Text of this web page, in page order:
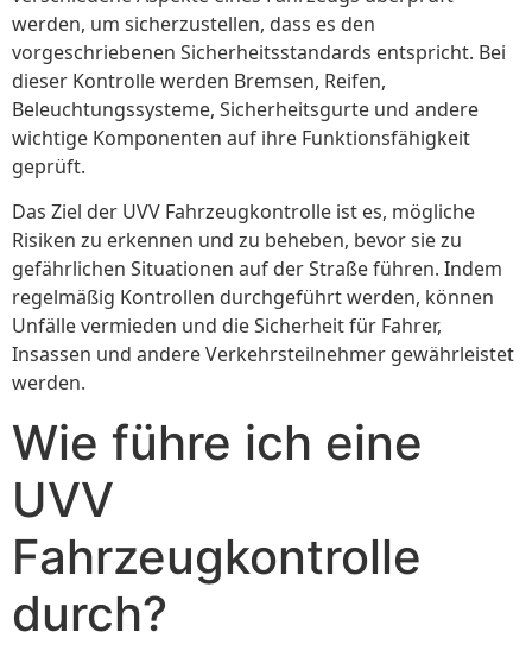
werden, um sicherzustellen, dass es den
vorgeschriebenen Sicherheitsstandards entspricht. Bei
dieser Kontrolle werden Bremsen, Reifen,
Beleuchtungssysteme, Sicherheitsgurte und andere
wichtige Komponenten auf ihre Funktionsfähigkeit
geprüft.
Das Ziel der UVV Fahrzeugkontrolle ist es, mögliche
Risiken zu erkennen und zu beheben, bevor sie zu
gefährlichen Situationen auf der Straße führen. Indem
regelmäßig Kontrollen durchgeführt werden, können
Unfälle vermieden und die Sicherheit für Fahrer,
Insassen und andere Verkehrsteilnehmer gewährleistet
werden.
Wie führe ich eine
UVV
Fahrzeugkontrolle
durch?